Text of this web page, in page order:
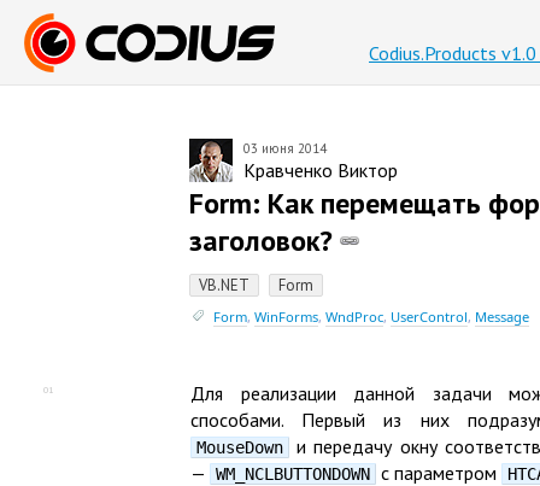
Codius.Products v1.0
03 июня 2014
Кравченко Виктор
Form: Как перемещать
заголовок?
VB.NET Form
Form, WinForms, WndProc, UserControl, Message
01
Для реализации данной задачи
способами. Первый из них
MouseDown
и передачу окну
—
WM_NCLBUTTONDOWN с параметром